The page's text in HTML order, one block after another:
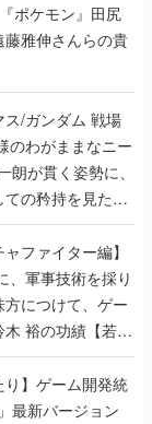
ポケモン』田尻
雅伸さんらの貴
ンダム 戦場
のわがままなニー
が貫く姿勢に、
の矜持を見た
ファイター編】
、軍事技術を採り
につけて、ゲー
裕の功績【若ゲ
り】ゲーム開発統
最新バージョン